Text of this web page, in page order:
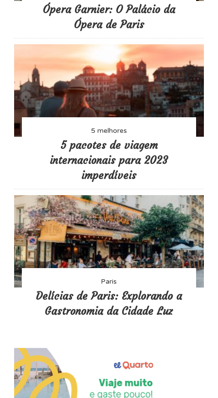
Ópera Garnier: O Palácio da
Ópera de Paris
5 melhores
5 pacotes de viagem
internacionais para 2023
imperdíveis
Paris
Delícias de Paris: Explorando a
Gastronomia da Cidade Luz